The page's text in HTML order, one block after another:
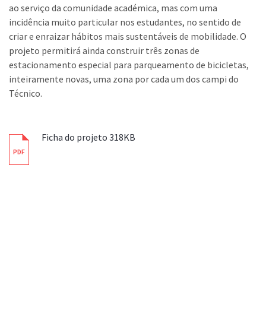
ao serviço da comunidade académica, mas com uma
incidência muito particular nos estudantes, no sentido de
criar e enraizar hábitos mais sustentáveis de mobilidade. O
projeto permitirá ainda construir três zonas de
estacionamento especial para parqueamento de bicicletas,
inteiramente novas, uma zona por cada um dos campi do
Técnico.
Ficha do projeto 318KB